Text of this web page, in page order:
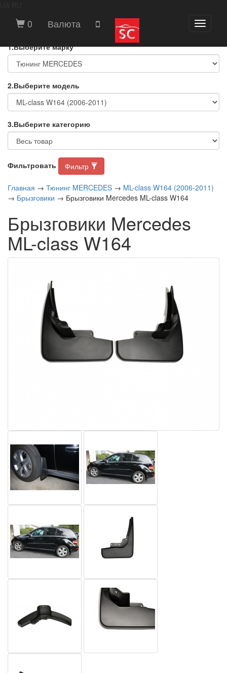
Toggle
0 Валюта
ВЫБЕРИТЕ МАРКУ И МОДЕЛЬ
АВТОМОБИЛЯ
1.Выберите марку
2.Выберите модель
3.Выберите категорию
Фильтровать Фильтр
Главная → Тюнинг MERCEDES → ML-class W164 (2006-2011)
→ Брызговики → Брызговики Mercedes ML-class W164
Брызговики Mercedes
ML-class W164